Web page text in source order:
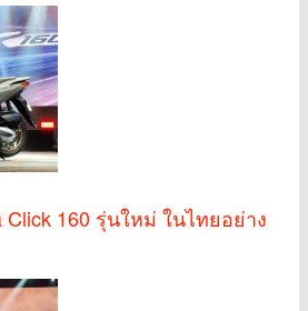
Click 160 รุ่นใหม่ ในไทยอย่าง